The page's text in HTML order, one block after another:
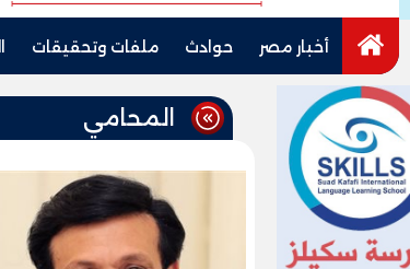
أخبار مصر حوادث ملفات وتحقيقات
المحامي